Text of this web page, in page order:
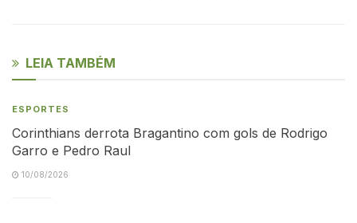
LEIA TAMBÉM
ESPORTES
Corinthians derrota Bragantino com gols de Rodrigo
Garro e Pedro Raul
10/08/2026